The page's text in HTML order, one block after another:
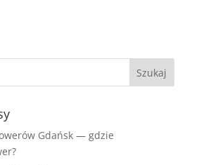
Gdańsk — gdzie